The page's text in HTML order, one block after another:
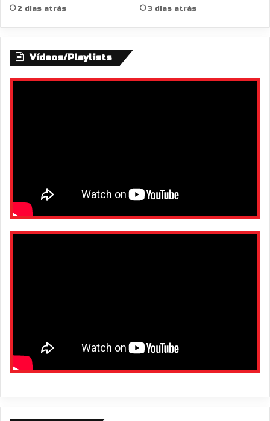
2 dias atrás 3 dias atrás
Vídeos/Playlists